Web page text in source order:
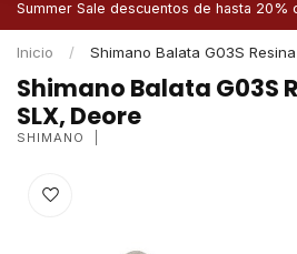
Summer Sale descuentos de hasta 20%
Inicio / Shimano Balata G03S
Shimano Balata G03S
SLX, Deore
SHIMANO